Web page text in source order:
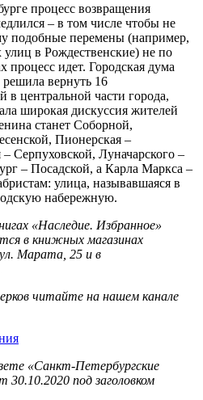
процесс возвращения
– в том числе чтобы не
подобные перемены (например,
в Рождественские) не по
идет. Городская дума
вернуть 16
центральной части города,
широкая дискуссия жителей
станет Соборной,
Пионерская –
Серпуховской, Луначарского –
– Посадской, а Карла Маркса –
улица, называвшаяся в
набережную.
«Наследие. Избранное»
в книжных магазинах
Марата, 25 и в
читайте на нашем канале
«Санкт-Петербургские
под заголовком